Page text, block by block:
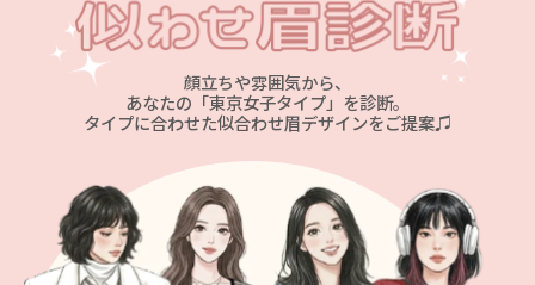
顔立ちや雰囲気から、
あなたの「東京女子タイプ」を診断。
タイプに合わせた似合わせ眉デザインをご提案♫